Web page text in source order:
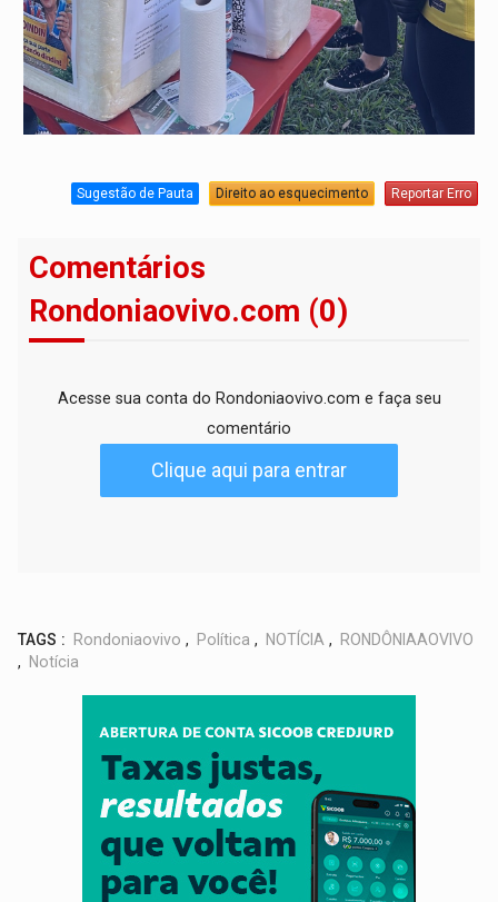
Sugestão de Pauta Direito ao esquecimento Reportar Erro
Comentários
Rondoniaovivo.com (0)
Acesse sua conta do Rondoniaovivo.com e faça seu
comentário
Clique aqui para entrar
TAGS : Rondoniaovivo , Política , NOTÍCIA , RONDÔNIAAOVIVO
, Notícia